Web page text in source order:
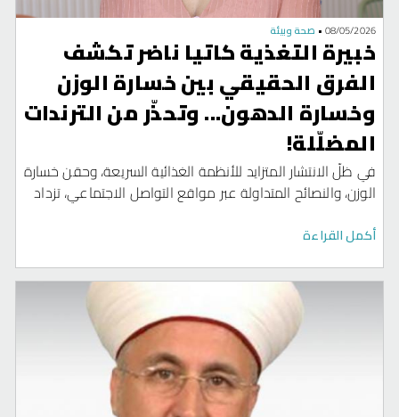
08/05/2026
• صحة وبيئة
خبيرة التغذية كاتيا ناضر تكشف
الفرق الحقيقي بين خسارة الوزن
وخسارة الدهون... وتحذّر من الترندات
المضلّلة!
في ظلّ الانتشار المتزايد للأنظمة الغذائية السريعة، وحقن خسارة
الوزن، والنصائح المتداولة عبر مواقع التواصل الاجتماعي، تزداد
الترندات والحلول المؤقتة.
أكمل القراءة